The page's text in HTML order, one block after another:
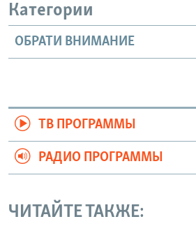
Категории
ОБРАТИ ВНИМАНИЕ
ТВ ПРОГРАММЫ
РАДИО ПРОГРАММЫ
ЧИТАЙТЕ ТАКЖЕ: